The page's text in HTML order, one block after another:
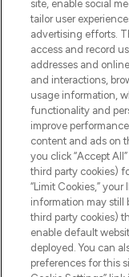
make-up
Shop
Do
site, enable social
tailor user
advertising efforts.
access and record
addresses and
and interactions,
usage information,
functionality and
improve
content and ads on
you click “Accept
third party cookies)
“Limit Cookies,”
information may still
third party cookies)
enable default
deployed. You can
preferences for this